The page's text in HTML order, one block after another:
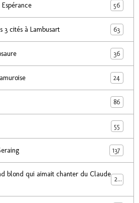
56
3 cités à Lambusart 63
36
24
86
55
137
blond qui aimait chanter du Claude
24